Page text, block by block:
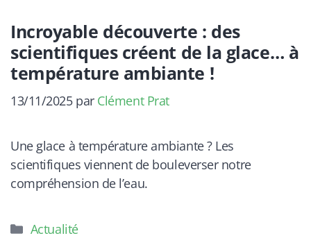
Incroyable découverte : des
scientifiques créent de la glace… à
température ambiante !
13/11/2025 par Clément Prat
Une glace à température ambiante ? Les
scientifiques viennent de bouleverser notre
compréhension de l’eau.
Catégories
Actualité